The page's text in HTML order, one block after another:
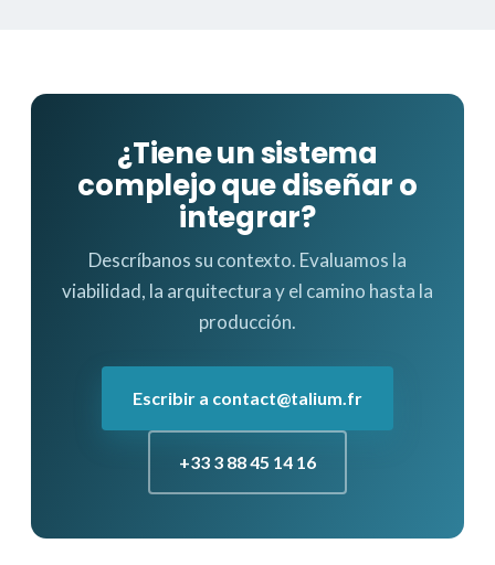
¿Tiene un sistema
complejo que diseñar o
integrar?
Descríbanos su contexto. Evaluamos la
viabilidad, la arquitectura y el camino hasta la
producción.
Escribir a contact@talium.fr
+33 3 88 45 14 16